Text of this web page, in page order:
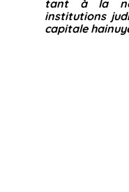
tant à la
institutions
capitale